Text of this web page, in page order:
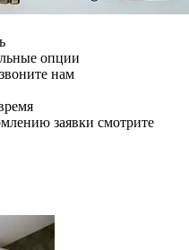
опции
нам
заявки смотрите